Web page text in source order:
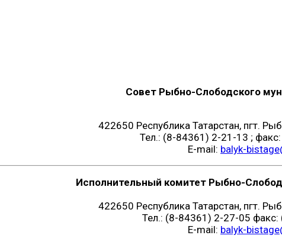
Совет Рыбно-Слободского
422650 Республика Татарстан, пгт.
Тел.: (8-84361) 2-21-13 ;
E-mail: balyk-
Исполнительный комитет Рыбно-
422650 Республика Татарстан, пгт.
Тел.: (8-84361) 2-27-05
E-mail: balyk-